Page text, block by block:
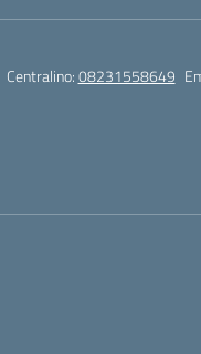
Centralino:08231558649